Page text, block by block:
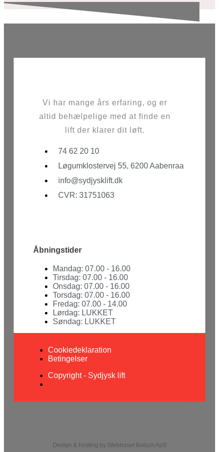
Vi har mange års erfaring, og er
altid behælpelige med at finde en
lift der klarer dit løft.
74 62 20 10
Løgumklostervej 55, 6200 Aabenraa
info@sydjysklift.dk
CVR: 31751063
Åbningstider
Mandag: 07.00 - 16.00
Tirsdag: 07.00 - 16.00
Onsdag: 07.00 - 16.00
Torsdag: 07.00 - 16.00
Fredag: 07.00 - 14.00
Lørdag: LUKKET
Søndag: LUKKET
Cookiedeklaration
Betingelser
Copyright - Sydjysk lift
Design & hosting by Webhuset Ballum ApS